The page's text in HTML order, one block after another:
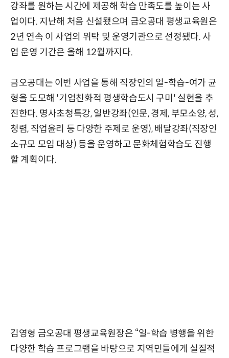
강좌를 원하는 시간에 제공해 학습 만족도를 높이는 사
업이다. 지난해 처음 신설됐으며 금오공대 평생교육원은
2년 연속 이 사업의 위탁 및 운영기관으로 선정됐다. 사
업 운영 기간은 올해 12월까지다.
금오공대는 이번 사업을 통해 직장인의 일-학습-여가 균
형을 도모해 '기업친화적 평생학습도시 구미' 실현을 추
진한다. 명사초청특강, 일반강좌(인문, 경제, 부모소양, 성,
청렴, 직업윤리 등 다양한 주제로 운영), 배달강좌(직장인
소규모 모임 대상) 등을 운영하고 문화체험학습도 진행
할 계획이다.
김영형 금오공대 평생교육원장은 “일-학습 병행을 위한
다양한 학습 프로그램을 바탕으로 지역민들에게 실질적